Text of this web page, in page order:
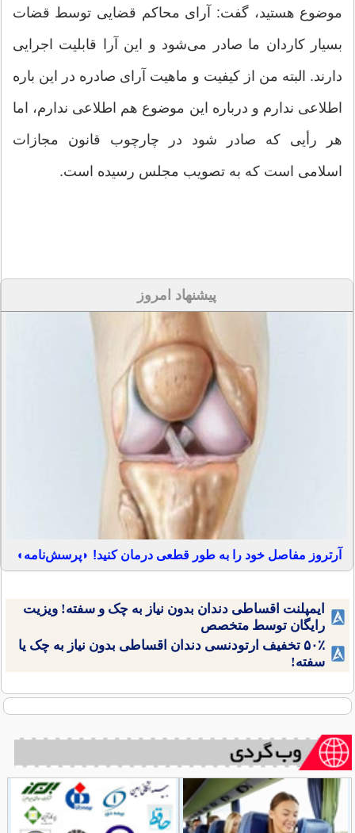
موضوع هستید، گفت: آرای محاکم قضایی توسط قضات
بسیار کاردان ما صادر می‌شود و این آرا قابلیت اجرایی
دارند. البته من از کیفیت و ماهیت آرای صادره در این باره
اطلاعی ندارم و درباره این موضوع هم اطلاعی ندارم، اما
هر رأیی که صادر شود در چارچوب قانون مجازات
اسلامی است که به تصویب مجلس رسیده است.
پیشنهاد امروز
آرتروز مفاصل خود را به طور قطعی درمان کنید! ◗پرسش‌نامه◖
ایمپلنت اقساطی دندان بدون نیاز به چک و سفته! ویزیت
رایگان توسط متخصص
۵۰٪ تخفیف ارتودنسی دندان اقساطی بدون نیاز به چک یا
سفته!